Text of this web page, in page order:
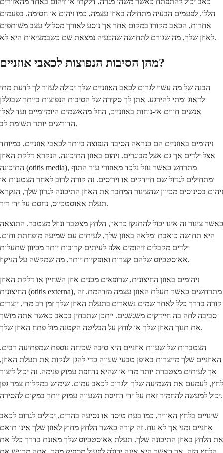
כאב יכול להתפתח כאשר משהו מגרה, דלקתי או זיהום באחד מהאזורים
הללו. לפעמים הבעיה מתחילה באוזן עצמה, כמו זיהום או חסימה. בפעמים
אחרות, הכאב מקורו במקום אחר אך נוסע לאורך מסלולי עצב משותפים
לאוזן שלך, מה שגורם לתחושה שהבעיה נמצאת שם כשבמציאות היא לא.
מהן הסיבות הנפוצות לכאבי אוזניים?
הבנה של מה עשוי לגרום לכאב האוזניים שלך יכולה לעזור לך לדעת מתי
לדאוג ומתי להירגע. אתן לך סקירה של הסיבות הנפוצות ביותר שבגללן
אנשים חווים אי-נוחות באוזניים, החל מהאשמים היומיומיים ועד לאלו
הדורשים יותר תשומת לב.
זיהומים באוזניים הם כנראה הסיבה הנפוצה ביותר לכאבי אוזניים, במיוחד
אצל ילדים אך גם אצל מבוגרים. זיהום באוזן התיכונה, הנקרא דלקת האוזן
התיכונה (otitis media), מתרחש כאשר נוזל נלכד מאחורי עור התוף
ומתחילים לגדול שם חיידקים או וירוסים. זה קורה לרוב לאחר הצטננות או
זיהום בסינוסים מכיוון שהצינור המחבר את האוזן התיכונה לגרון שלך, הנקרא
תעלת אאוסטכיוס, נחסם על ידי ריר.
כאשר צינור זה אינו יכול להתנקז כראוי, הלחץ מצטבר ונוזל מצטבר. התוצאה
היא תחושה כואבת ומלאה באוזן שלך, לעיתים עם שמיעה מופחתת וחום.
ילדים מקבלים זיהומים אלה לעיתים קרובות יותר מכיוון שתעלות
אאוסטכיוס שלהם קצרות ואופקיות יותר, מה שמקשה על הניקוז.
זיהומים באוזן החיצונית, שרופאים מכנים אוזן השחיין או דלקת האוזן
החיצונית (otitis externa), מתרחשים כאשר תעלת האוזן עצמה מזדהמת. זה
קורה בדרך כלל לאחר שמים נשארים בתעלת האוזן שלך זמן רב מדי, יוצרים
סביבה לחה בה חיידקים משגשגים. ייתכן שתבחין בכאב כאשר אתה מושך
את תנוך האוזן שלך או לוחץ על הבליטה הקטנה מול פתח האוזן שלך.
הצטברות של שעוות אוזניים היא סיבה שכיחה נוספת שמפתיעה רבים.
האוזניים שלך מייצרות באופן טבעי שעווה כדי להגן ולנקות את תעלת האוזן,
אך לעיתים מצטברת יותר מדי או שהיא נדחפת עמוק פנימה. זה יכול ליצור
לחץ, לעמעם את השמיעה שלך ולגרום לכאב עמום. שימוש במקלות צמר גפן
יכול למעשה להחמיר זאת על ידי דחיסת השעווה עמוק יותר במקום להסירה.
שינויים בלחץ האוויר, כמו בעת טיסה או נסיעה בהרים, יכולים לגרום לכאב
אוזניים זמני אך לא נוח. זה קורה כאשר הלחץ מחוץ לאוזן שלך אינו תואם
את הלחץ באוזן התיכונה שלך. תעלת אאוסטכיוס שלך מאזנת בדרך כלל את
הלחץ הזה, אך כאשר היא אינה יכולה לפעול מספיק מהר, אתה מרגיש את